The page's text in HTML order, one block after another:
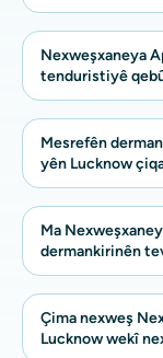
Nexweşxaneya
tenduristiyê
Mesrefên
yên Lucknow
Ma
dermankirinên
Çima nexweş
Lucknow wekî